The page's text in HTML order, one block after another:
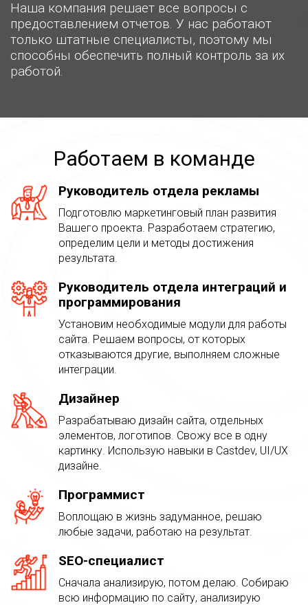
Наша компания решает все вопросы с
предоставлением отчетов. У нас работают
только штатные специалисты, поэтому мы
способны обеспечить полный контроль за их
работой.
Работаем в команде
Руководитель отдела рекламы
Подготовлю маркетинговый план развития
Вашего проекта. Разработаем стратегию,
определим цели и методы достижения
результата.
Руководитель отдела интеграций и
программирования
Установим необходимые модули для работы
сайта. Решаем вопросы, от которых
отказываются другие, выполняем сложные
интеграции.
Дизайнер
Разрабатываю дизайн сайта, отдельных
элементов, логотипов. Свожу все в одну
картинку. Использую навыки в Castdev, UI/UX
дизайне.
Программист
Воплощаю в жизнь задуманное, решаю
любые задачи, работаю на результат.
SEO-специалист
Сначала анализирую, потом делаю. Собираю
всю информацию по сайту, анализирую